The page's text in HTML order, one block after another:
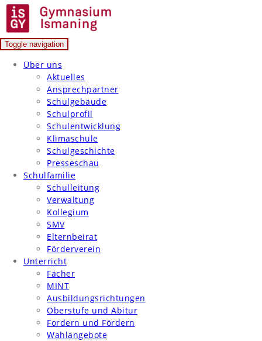
Skip
content
Gymnasium Ismaning
Toggle navigation
Über uns
Aktuelles
Ansprechpartner
Schulgebäude
Schulprofil
Schulentwicklung
Klimaschule
Schulgeschichte
Presseschau
Schulfamilie
Schulleitung
Verwaltung
Kollegium
SMV
Elternbeirat
Förderverein
Unterricht
Fächer
MINT
Ausbildungsrichtungen
Oberstufe und Abitur
Fordern und Fördern
Wahlangebote